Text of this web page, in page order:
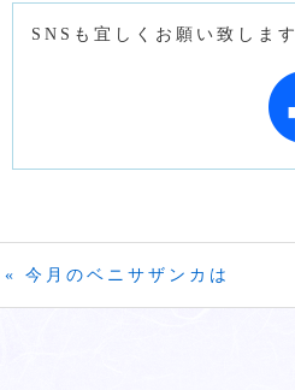
SNSも宜しくお願い致します
« 今月のベニサザンカは